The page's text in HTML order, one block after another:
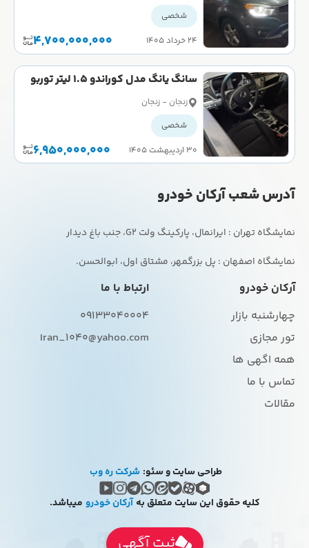
شخصی
۲۴ خرداد ۱۴۰۵
4,700,000,000
سانگ یانگ مدل کوراندو 1.5 لیتر توربو
2WD سال 2023 کارکردهزنجان - زنجان
شخصی
۳۰ اردیبهشت ۱۴۰۵
6,950,000,000
آدرس شعب آرکان خودرو
نمایشگاه اصفهان : پل بزرگمهر، مشتاق اول، ابوالحسن.
آرکان خودرو
چهارشنبه بازار
تور مجازی
همه اگهی ها
تماس با ما
مقالات
ارتباط با ما
09133040004
Iran_1040@yahoo.com
طراحی سایت و سئو: شرکت ره وب
کلیه حقوق این سایت متعلق به آرکان خودرو میباشد.
ثبت آگهی